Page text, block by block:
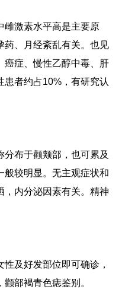
雌激素水平高是主要原
药、月经紊乱有关。也见
癌症、慢性乙醇中毒、肝
患者约占10%，有研究认
布于颧颊部，也可累及
般较明显。无主观症状和
，内分泌因素有关。精神
及好发部位即可确诊，
部褐青色痣鉴别。